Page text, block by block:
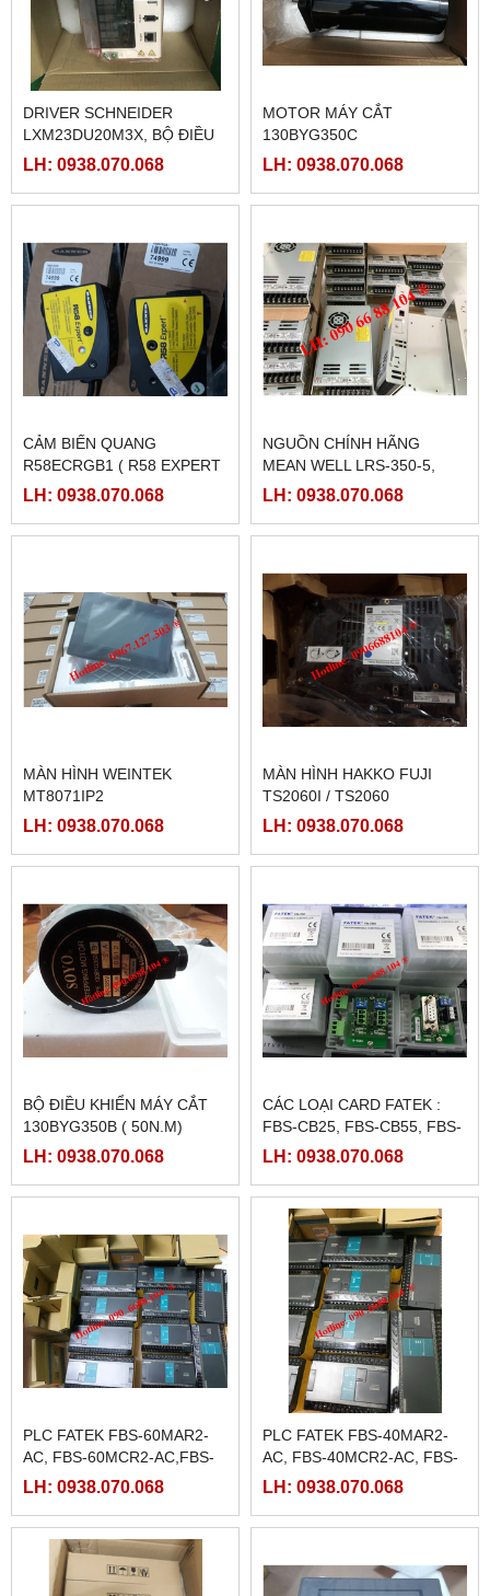
DRIVER SCHNEIDER
LXM23DU20M3X, BỘ ĐIỀU
KHIỂN SERVO
LH: 0938.070.068
MOTOR MÁY CẮT
130BYG350C
LH: 0938.070.068
CẢM BIẾN QUANG
R58ECRGB1 ( R58 EXPERT
BANNER)
LH: 0938.070.068
NGUỒN CHÍNH HÃNG
MEAN WELL LRS-350-5,
LRS-350-12, LRS-350-24,
LRS-350-48
LH: 0938.070.068
MÀN HÌNH WEINTEK
MT8071IP2
LH: 0938.070.068
MÀN HÌNH HAKKO FUJI
TS2060I / TS2060
LH: 0938.070.068
BỘ ĐIỀU KHIỂN MÁY CẮT
130BYG350B ( 50N.M)
LH: 0938.070.068
CÁC LOẠI CARD FATEK :
FBS-CB25, FBS-CB55, FBS-
CB2, FBS-CB5
LH: 0938.070.068
PLC FATEK FBS-60MAR2-
AC, FBS-60MCR2-AC,FBS-
60MAT2-AC, FBS-60MCT2-
LH: 0938.070.068
PLC FATEK FBS-40MAR2-
AC, FBS-40MCR2-AC, FBS-
40MCRT-AC, FBS-40MART-
LH: 0938.070.068